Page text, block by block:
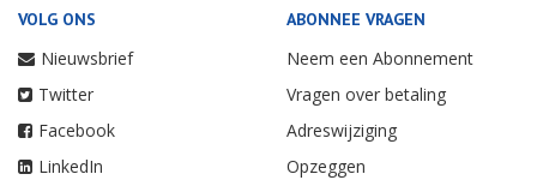
VOLG ONS
Nieuwsbrief
Twitter
Facebook
LinkedIn
ABONNEE VRAGEN
Neem een Abonnement
Vragen over betaling
Adreswijziging
Opzeggen